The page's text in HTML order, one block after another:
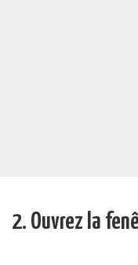
2. Ouvrez la